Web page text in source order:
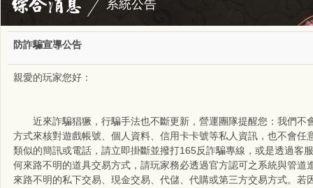
系統公告
防詐騙宣導公告
親愛的玩家您好：
近來詐騙猖獗，行騙手法也不斷更新，營運團隊提醒您：我們不
方式來核對遊戲帳號、個人資料、信用卡卡號等私人資訊，也不會任
類似的簡訊或電話，請立即掛斷並撥打165反詐騙專線，或是透過客
何來路不明的道具交易方式，請玩家務必透過官方認可之系統與管道
來路不明的私下交易、現金交易、代儲、代購或第三方交易方式。若